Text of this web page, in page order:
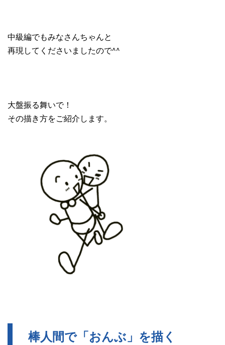
中級編でもみなさんちゃんと
再現してくださいましたので^^
大盤振る舞いで！
その描き方をご紹介します。
棒人間で「おんぶ」を描く